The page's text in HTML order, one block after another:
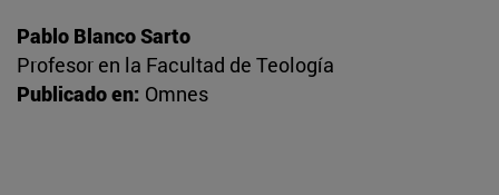
Pablo Blanco Sarto
Profesor en la Facultad de Teología
Publicado en: Omnes